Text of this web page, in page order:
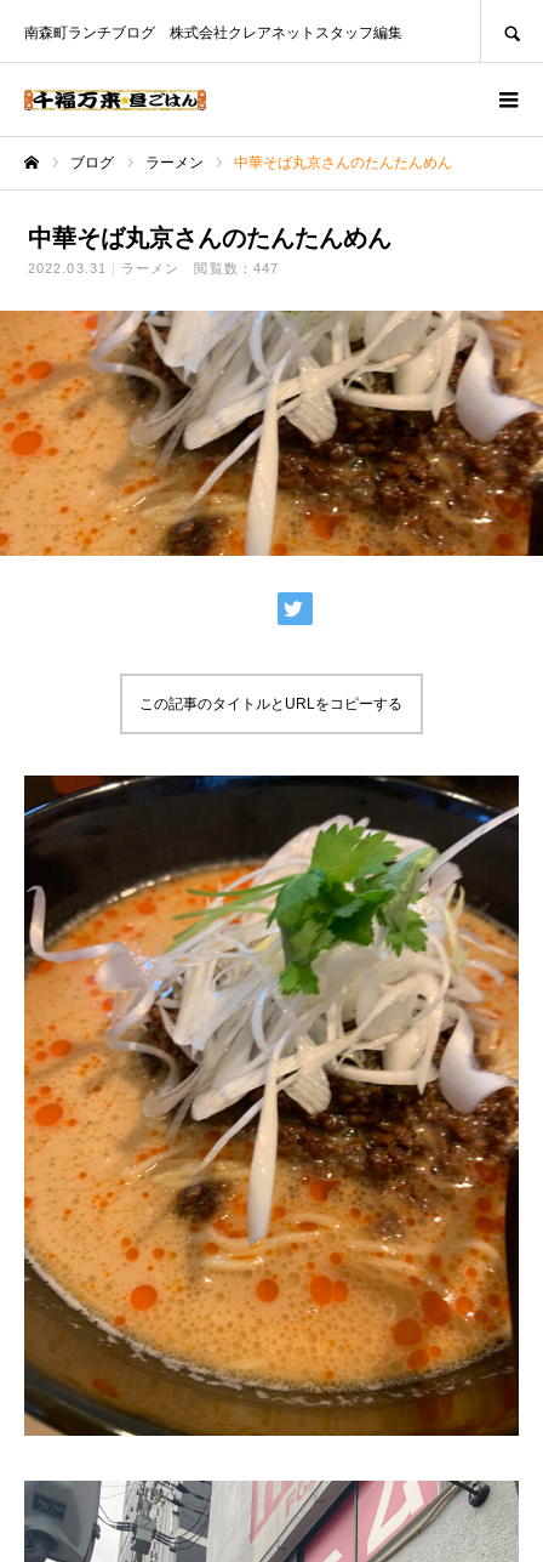
南森町ランチブログ 株式会社クレアネットスタッフ編集
ブログ ラーメン 中華そば丸京さんのたんたんめん
中華そば丸京さんのたんたんめん
2022.03.31 ラーメン 閲覧数：447
この記事のタイトルとURLをコピーする